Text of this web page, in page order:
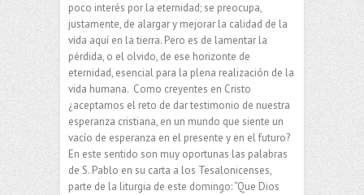
poco interés por la eternidad; se preocupa,
justamente, de alargar y mejorar la calidad de la
vida aquí en la tierra. Pero es de lamentar la
pérdida, o el olvido, de ese horizonte de
eternidad, esencial para la plena realización de la
vida humana. Como creyentes en Cristo
¿aceptamos el reto de dar testimonio de nuestra
esperanza cristiana, en un mundo que siente un
vacío de esperanza en el presente y en el futuro?
En este sentido son muy oportunas las palabras
de S. Pablo en su carta a los Tesalonicenses,
parte de la liturgia de este domingo: “Que Dios